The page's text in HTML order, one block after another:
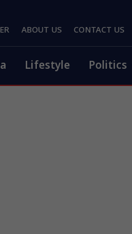
ABOUT US CONTACT US
Lifestyle Politics